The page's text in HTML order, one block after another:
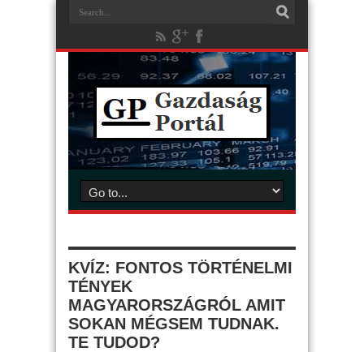
KVÍZ: FONTOS TÖRTÉNELMI
TÉNYEK
MAGYARORSZÁGRÓL AMIT
SOKAN MÉGSEM TUDNAK.
TE TUDOD?